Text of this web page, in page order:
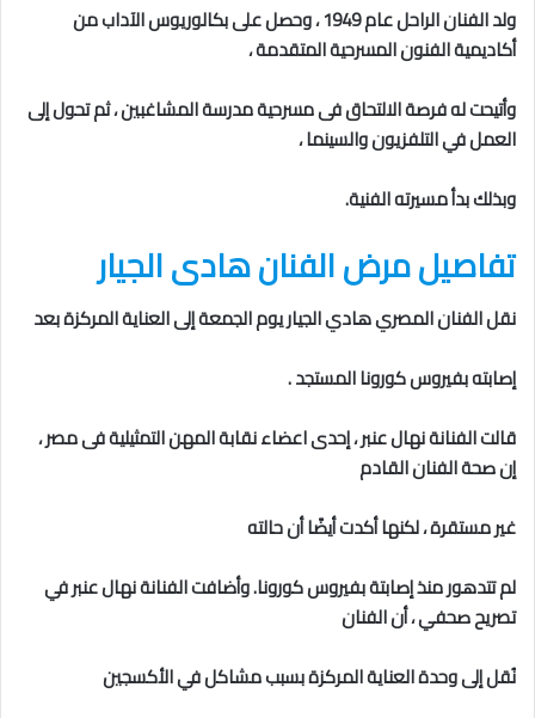
ولد الفنان الراحل عام 1949 ، وحصل على بكالوريوس الآداب من
أكاديمية الفنون المسرحية المتقدمة ،
وأتيحت له فرصة الالتحاق فى مسرحية مدرسة المشاغبين ،ثم تحول إلى
العمل فيالتلفزيون والسينما ،
وبذلك بدأ مسيرته الفنية.
تفاصيل مرض الفنان هادى الجيار
نقل الفنان المصري هادي الجيار يوم الجمعة إلى العناية المركزة بعد
إصابته بفيروس كورونا المستجد .
قالت الفنانة نهال عنبر ، إحدى اعضاء نقابة المهن التمثيلية فى مصر ،
إن صحة الفنان القادم
غير مستقرة ،لكنها أكدت أيضًا أن حالته
لم تتدهور منذ إصابتة بفيروس كورونا.وأضافت الفنانة نهال عنبر في
تصريح صحفي ، أن الفنان
نُقل إلى وحدة العناية المركزة بسبب مشاكل فيالأكسجين